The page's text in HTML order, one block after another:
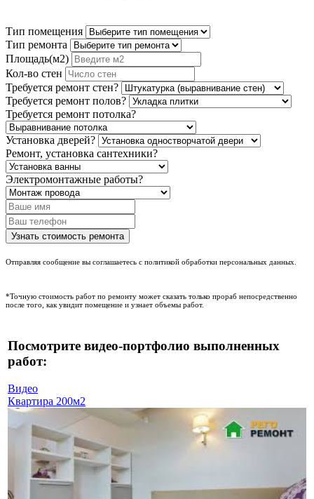
Тип помещения
Тип ремонта
Площадь(м2)
Кол-во стен
Требуется ремонт стен?
Требуется ремонт полов?
Требуется ремонт потолка?
Установка дверей?
Ремонт, установка сантехники?
Электромонтажные работы?
Отправляя сообщение вы соглашаетесь с политикой обработки персональных данных.
*Точную стоимость работ по ремонту может сказать только прораб непосредственно
после того, как увидит помещение и узнает объемы работ.
Посмотрите видео-портфолио выполненных
работ:
Видео
Квартира 200м2